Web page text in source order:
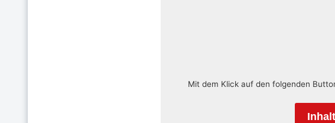
Mit dem Klick auf den folgenden